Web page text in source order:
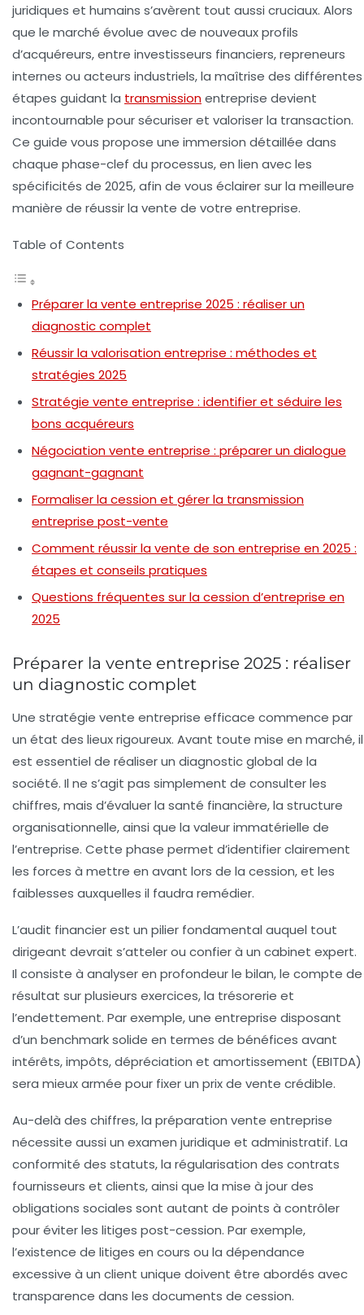
juridiques et humains s’avèrent tout aussi cruciaux. Alors
que le marché évolue avec de nouveaux profils
d’acquéreurs, entre investisseurs financiers, repreneurs
internes ou acteurs industriels, la maîtrise des différentes
étapes guidant la transmissionentreprise devient
incontournable pour sécuriser et valoriser la transaction.
Ce guide vous propose une immersion détaillée dans
chaque phase-clef du processus, en lien avec les
spécificités de 2025, afin de vous éclairer sur la meilleure
manière de réussir la vente de votre entreprise.
Table of Contents
Préparer la vente entreprise 2025 : réaliser un
diagnostic complet
Réussir la valorisation entreprise : méthodes et
stratégies 2025
Stratégie vente entreprise : identifier et séduire les
bons acquéreurs
Négociation vente entreprise : préparer un dialogue
gagnant-gagnant
Formaliser la cession et gérer la transmission
entreprise post-vente
Comment réussir la vente de son entreprise en 2025 :
étapes et conseils pratiques
Questions fréquentes sur la cession d’entreprise en
2025
Préparer la vente entreprise 2025 : réaliser
un diagnostic complet
Une stratégie vente entreprise efficace commence par
un état des lieux rigoureux. Avant toute mise en marché, il
est essentiel de réaliser un diagnostic global de la
société. Il ne s’agit pas simplement de consulter les
chiffres, mais d’évaluer la santé financière, la structure
organisationnelle, ainsi que la valeur immatérielle de
l’entreprise. Cette phase permet d’identifier clairement
les forces à mettre en avant lors de la cession, et les
faiblesses auxquelles il faudra remédier.
L’audit financier est un pilier fondamental auquel tout
dirigeant devrait s’atteler ou confier à un cabinet expert.
Il consiste à analyser en profondeur le bilan, le compte de
résultat sur plusieurs exercices, la trésorerie et
l’endettement. Par exemple, une entreprise disposant
d’un benchmark solide en termes de bénéfices avant
intérêts, impôts, dépréciation et amortissement (EBITDA)
sera mieux armée pour fixer un prix de vente crédible.
Au-delà des chiffres, la préparation vente entreprise
nécessite aussi un examen juridique et administratif. La
conformité des statuts, la régularisation des contrats
fournisseurs et clients, ainsi que la mise à jour des
obligations sociales sont autant de points à contrôler
pour éviter les litiges post-cession. Par exemple,
l’existence de litiges en cours ou la dépendance
excessive à un client unique doivent être abordés avec
transparence dans les documents de cession.